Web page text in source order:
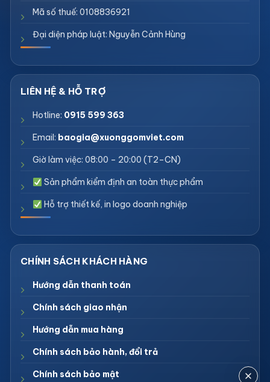
Mã số thuế: 0108836921
Đại diện pháp luật: Nguyễn Cảnh Hùng
Hotline: 0915 599 363
Email: baogia@xuonggomviet.com
Giờ làm việc: 08:00 – 20:00 (T2–CN)
Sản phẩm kiểm định an toàn thực phẩm
Hỗ trợ thiết kế, in logo doanh nghiệp
Hướng dẫn thanh toán
Chính sách giao nhận
Hướng dẫn mua hàng
Chính sách bảo hành, đổi trả
Chính sách bảo mật